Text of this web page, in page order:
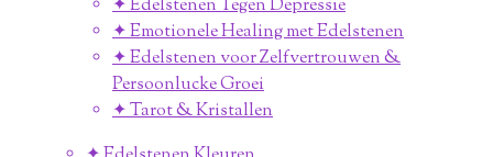
✦ Edelstenen Tegen Depressie
✦ Emotionele Healing met Edelstenen
✦ Edelstenen voor Zelfvertrouwen &
Persoonlucke Groei
✦ Tarot & Kristallen